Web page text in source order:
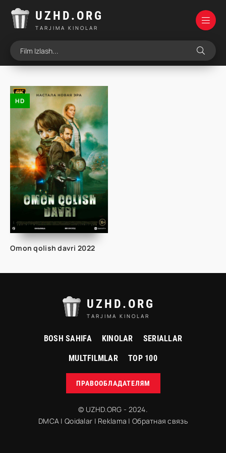
UZHD.ORG
TARJIMA KINOLAR
HD
Omon qolish davri 2022
UZHD.ORG
TARJIMA KINOLAR
BOSH SAHIFA KINOLAR SERIALLAR
MULTFILMLAR TOP 100
ПРАВООБЛАДАТЕЛЯМ
© UZHD.ORG - 2024.
DMCA |Qoidalar | Reklama | Обратная связь